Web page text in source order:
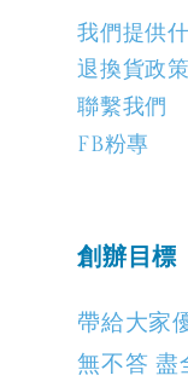
我們提供
退換貨政策
聯繫我們
FB粉專
創辦目標
帶給大家
無不答 盡